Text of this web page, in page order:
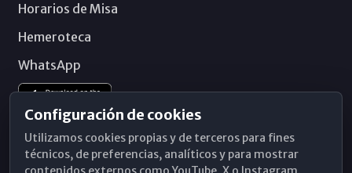
Horarios de Misa
Hemeroteca
WhatsApp
Configuración de cookies
Utilizamos cookies propias y de terceros para fines
técnicos, de preferencias, analíticos y para mostrar